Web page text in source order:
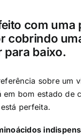
com uma
cobrindo
para baixo.
sobre um
bom estado de
perfeita.